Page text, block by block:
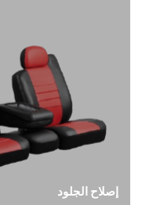
إصلاح الجلود